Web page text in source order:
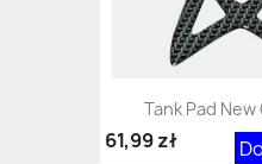
Tank Pad
61,99 zł